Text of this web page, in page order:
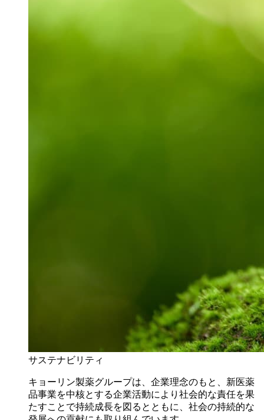
サステナビリティ
キョーリン製薬グループは、企業理念のもと、新医薬
品事業を中核とする企業活動により社会的な責任を果
たすことで持続成長を図るとともに、社会の持続的な